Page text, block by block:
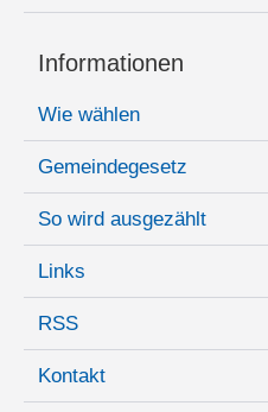
Informationen
Wie wählen
Gemeindegesetz
So wird ausgezählt
Links
RSS
Kontakt